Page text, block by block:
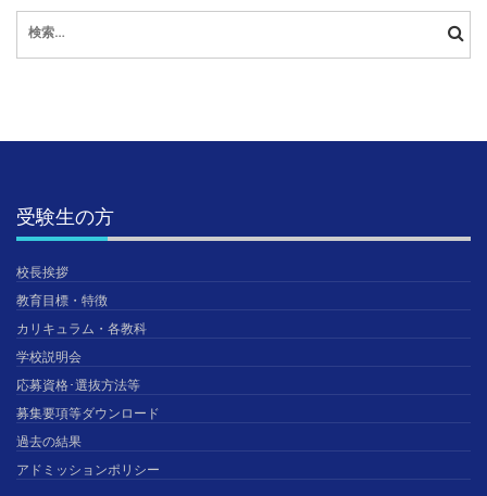
索:
受験生の方
校長挨拶
教育目標・特徴
カリキュラム・各教科
学校説明会
応募資格･選抜方法等
募集要項等ダウンロード
過去の結果
アドミッションポリシー